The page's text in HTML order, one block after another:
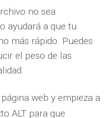
no sea
ayudará a que tu
más rápido. Puedes
el peso de las
web y empieza a
ALT para que